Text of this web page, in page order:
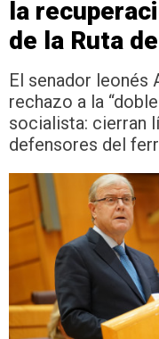
la
de la Ruta
El senador leonés
rechazo a la
socialista: cierran
defensores del